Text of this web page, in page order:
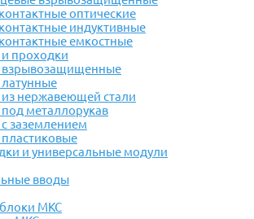
оптические
индуктивные
емкостные
проходки
взрывозащищенные
нержавеющей стали
металлорукав
заземлением
и универсальные модули
вводы
МКС